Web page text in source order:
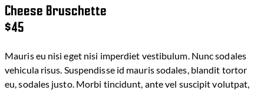
Cheese Bruschette
$45
Mauris eu nisi eget nisi imperdiet vestibulum. Nunc sodales
vehicula risus. Suspendisse id mauris sodales, blandit tortor
eu, sodales justo. Morbi tincidunt, ante vel suscipit volutpat,